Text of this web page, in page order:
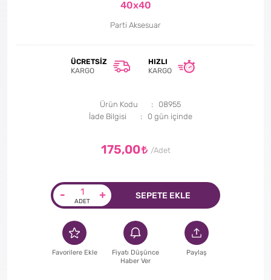
40x40
Parti Aksesuar
ÜCRETSIZ
KARGO
HIZLI
KARGO
Ürün Kodu
08955
İade Bilgisi
175,00
- + SEPETE EKLE
Favorilere Ekle
Fiyatı Düşünce
Haber Ver
Paylaş